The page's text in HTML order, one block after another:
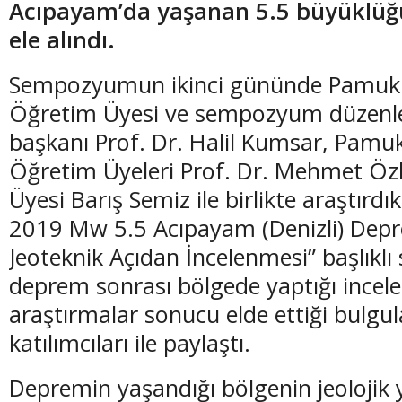
Acıpayam’da yaşanan 5.5
ele alındı.
Sempozyumun ikinci gününde
Öğretim Üyesi ve sempozyum
başkanı Prof. Dr. Halil Kumsar,
Öğretim Üyeleri Prof. Dr. Mehmet
Üyesi Barış Semiz ile birlikte
2019 Mw 5.5 Acıpayam (Denizli)
Jeoteknik Açıdan İncelenmesi”
deprem sonrası bölgede yaptığı
araştırmalar sonucu elde ettiği
katılımcıları ile paylaştı.
Depremin yaşandığı bölgenin jeolojik
(20 Şubat - 20 Mart)
Balık Burcunun 06.08.2026 Günlük Yorumu
(21 Mart - 20
Koç